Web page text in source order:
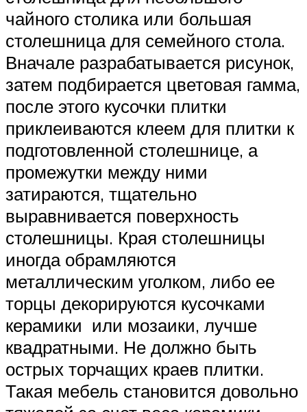
чайного столика или большая
столешница для семейного стола.
Вначале разрабатывается рисунок,
затем подбирается цветовая гамма,
после этого кусочки плитки
приклеиваются клеем для плитки к
подготовленной столешнице, а
промежутки между ними
затираются, тщательно
выравнивается поверхность
столешницы. Края столешницы
иногда обрамляются
металлическим уголком, либо ее
торцы декорируются кусочками
керамики или мозаики, лучше
квадратными. Не должно быть
острых торчащих краев плитки.
Такая мебель становится довольно